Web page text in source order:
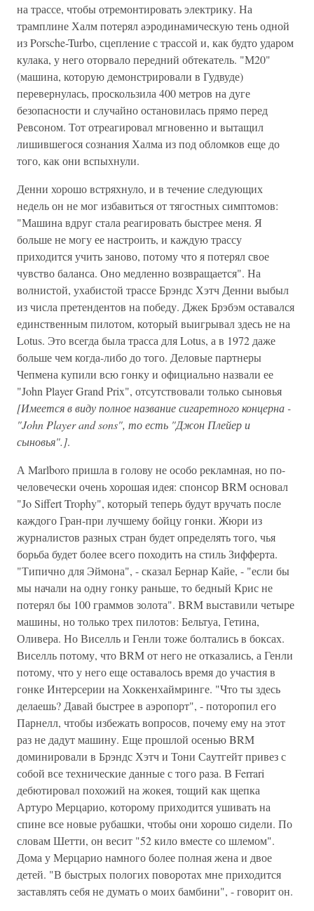
на трассе, чтобы отремонтировать электрику. На
трамплине Халм потерял аэродинамическую тень одной
из Porsche-Turbo, сцепление с трассой и, как будто ударом
кулака, у него оторвало передний обтекатель. "М20"
(машина, которую демонстрировали в Гудвуде)
перевернулась, проскользила 400 метров на дуге
безопасности и случайно остановилась прямо перед
Ревсоном. Тот отреагировал мгновенно и вытащил
лишившегося сознания Халма из под обломков еще до
того, как они вспыхнули.
Денни хорошо встряхнуло, и в течение следующих
недель он не мог избавиться от тягостных симптомов:
"Машина вдруг стала реагировать быстрее меня. Я
больше не могу ее настроить, и каждую трассу
приходится учить заново, потому что я потерял свое
чувство баланса. Оно медленно возвращается". На
волнистой, ухабистой трассе Брэндс Хэтч Денни выбыл
из числа претендентов на победу. Джек Брэбэм оставался
единственным пилотом, который выигрывал здесь не на
Lotus. Это всегда была трасса для Lotus, а в 1972 даже
больше чем когда-либо до того. Деловые партнеры
Чепмена купили всю гонку и официально назвали ее
"John Player Grand Prix", отсутствовали только сыновья
[Имеется в виду полное название сигаретного концерна -
"John Player and sons", то есть "Джон Плейер и
сыновья".].
А Marlboro пришла в голову не особо рекламная, но по-
человечески очень хорошая идея: спонсор BRM основал
"Jo Siffert Trophy", который теперь будут вручать после
каждого Гран-при лучшему бойцу гонки. Жюри из
журналистов разных стран будет определять того, чья
борьба будет более всего походить на стиль Зифферта.
"Типично для Эймона", - сказал Бернар Кайе, - "если бы
мы начали на одну гонку раньше, то бедный Крис не
потерял бы 100 граммов золота". BRM выставили четыре
машины, но только трех пилотов: Бельтуа, Гетина,
Оливера. Но Виселль и Генли тоже болтались в боксах.
Виселль потому, что BRM от него не отказались, а Генли
потому, что у него еще оставалось время до участия в
гонке Интерсерии на Хоккенхаймринге. "Что ты здесь
делаешь? Давай быстрее в аэропорт", - поторопил его
Парнелл, чтобы избежать вопросов, почему ему на этот
раз не дадут машину. Еще прошлой осенью BRM
доминировали в Брэндс Хэтч и Тони Сaутгейт привез с
собой все технические данные с того раза. В Ferrari
дебютировал похожий на жокея, тощий как щепка
Артуро Мерцарио, которому приходится ушивать на
спине все новые рубашки, чтобы они хорошо сидели. По
словам Шетти, он весит "52 кило вместе со шлемом".
Дома у Мерцарио намного более полная жена и двое
детей. "В быстрых пологих поворотах мне приходится
заставлять себя не думать о моих бамбини", - говорит он.